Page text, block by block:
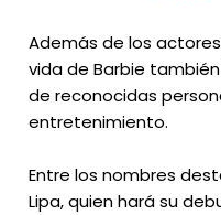
Además de los
vida de Barbie
de reconocidas
entretenimiento.
Entre los nombres
Lipa, quien hará su